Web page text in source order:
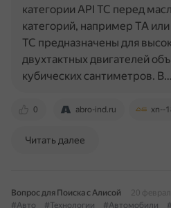
0 abro-ind.ru xn--
категории API TC перед
категорий, например TA
TC предназначены для
двухтактных двигателей
кубических сантиметров. В…
Читать далее
Вопрос для Поиска с Алисой
20
#Авто
#Технологии #Автомобили